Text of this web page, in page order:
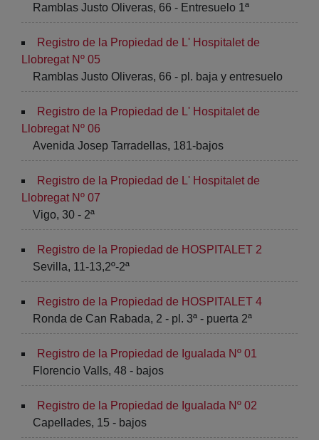
Ramblas Justo Oliveras, 66 - Entresuelo 1ª
Registro de la Propiedad de L' Hospitalet de
Llobregat Nº 05
Ramblas Justo Oliveras, 66 - pl. baja y entresuelo
Registro de la Propiedad de L' Hospitalet de
Llobregat Nº 06
Avenida Josep Tarradellas, 181-bajos
Registro de la Propiedad de L' Hospitalet de
Llobregat Nº 07
Vigo, 30 - 2ª
Registro de la Propiedad de HOSPITALET 2
Sevilla, 11-13,2º-2ª
Registro de la Propiedad de HOSPITALET 4
Ronda de Can Rabada, 2 - pl. 3ª - puerta 2ª
Registro de la Propiedad de Igualada Nº 01
Florencio Valls, 48 - bajos
Registro de la Propiedad de Igualada Nº 02
Capellades, 15 - bajos